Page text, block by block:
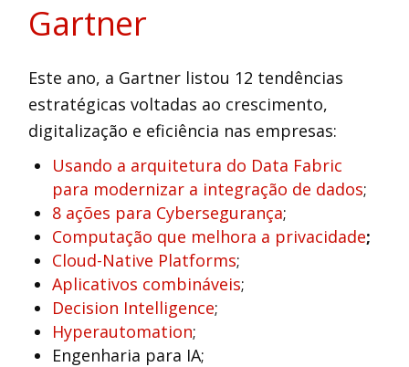
Gartner
Este ano, a Gartner listou 12 tendências
estratégicas voltadas ao crescimento,
digitalização e eficiência nas empresas:
Usando a arquitetura do Data Fabric
para modernizar a integração de dados;
8 ações para Cybersegurança;
Computação que melhora a privacidade;
Cloud-Native Platforms;
Aplicativos combináveis;
Decision Intelligence;
Hyperautomation;
Engenharia para IA;